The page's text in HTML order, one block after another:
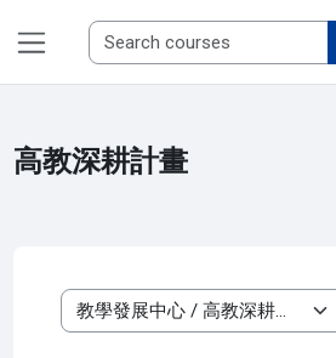
Side panel
高教深耕計畫
Course categories